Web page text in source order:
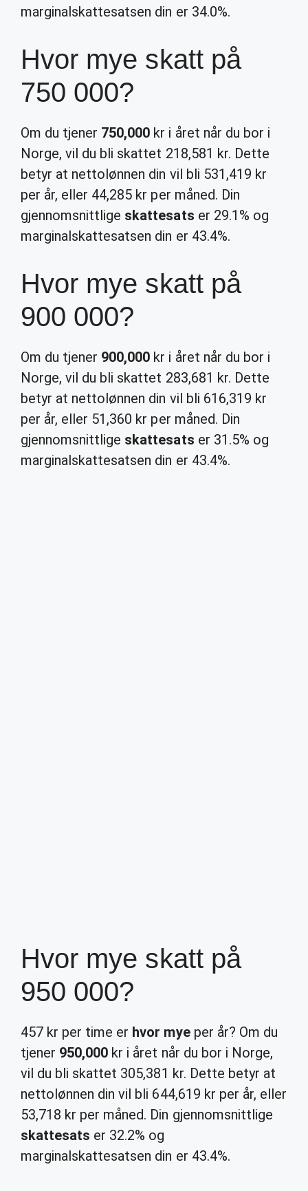
marginalskattesatsen din er 34.0%.
Hvor mye skatt på
750 000?
Om du tjener 750,000 kr i året når du bor i
Norge, vil du bli skattet 218,581 kr. Dette
betyr at nettolønnen din vil bli 531,419 kr
per år, eller 44,285 kr per måned. Din
gjennomsnittlige skattesats er 29.1% og
marginalskattesatsen din er 43.4%.
Hvor mye skatt på
900 000?
Om du tjener 900,000 kr i året når du bor i
Norge, vil du bli skattet 283,681 kr. Dette
betyr at nettolønnen din vil bli 616,319 kr
per år, eller 51,360 kr per måned. Din
gjennomsnittlige skattesats er 31.5% og
marginalskattesatsen din er 43.4%.
Hvor mye skatt på
950 000?
457 kr per time er hvor myeper år? Om du
tjener 950,000 kr i året når du bor i Norge,
vil du bli skattet 305,381 kr. Dette betyr at
nettolønnen din vil bli 644,619 kr per år, eller
53,718 kr per måned. Din gjennomsnittlige
skattesats er 32.2% og
marginalskattesatsen din er 43.4%.